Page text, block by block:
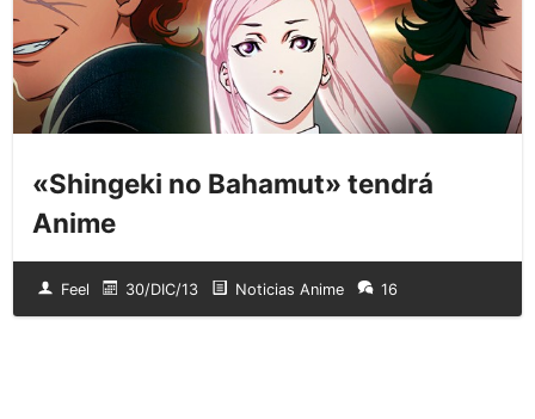
«Shingeki no Bahamut» tendrá
Anime
Feel 30/DIC/13 Noticias Anime 16